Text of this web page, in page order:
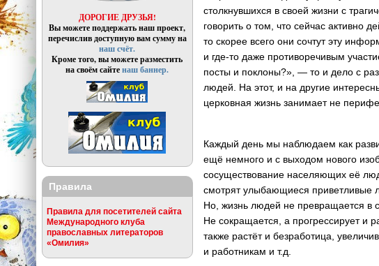
столкнувшихся в своей жизни с
говорить о том, что сейчас активно
то скорее всего они сочтут эту
и где-то даже противоречивым
посты и поклоны?», — то и дело с
людей. На этот, и на другие
церковная жизнь занимает не
Каждый день мы наблюдаем как
ещё немного и с выходом нового
сосуществование населяющих её
смотрят улыбающиеся приветливые
Но, жизнь людей не превращается в
Не сокращается, а прогрессирует и
также растёт и безработица,
и работникам и т.д.
ДОРОГИЕ ДРУЗЬЯ!
Вы можете поддержать наш проект,
перечислив доступную вам сумму на
наш счёт.
Кроме того, вы можете разместить
на своём сайтенаш баннер.
Правила
Правила для посетителей сайта
Международного клуба
православных литераторов
«Омилия»